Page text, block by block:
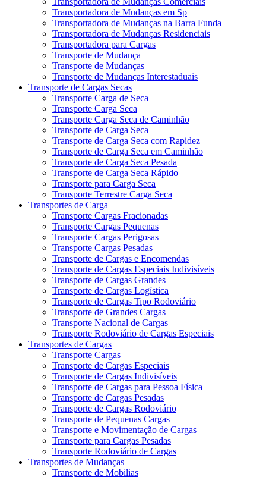
Transportadora de Mudanças em Sp
Transportadora de Mudanças na Barra Funda
Transportadora de Mudanças Residenciais
Transportadora para Cargas
Transporte de Mudança
Transporte de Mudanças
Transporte de Mudanças Interestaduais
Transporte de Cargas Secas
Transporte Carga de Seca
Transporte Carga Seca
Transporte Carga Seca de Caminhão
Transporte de Carga Seca
Transporte de Carga Seca com Rapidez
Transporte de Carga Seca em Caminhão
Transporte de Carga Seca Pesada
Transporte de Carga Seca Rápido
Transporte para Carga Seca
Transporte Terrestre Carga Seca
Transportes de Carga
Transporte Cargas Fracionadas
Transporte Cargas Pequenas
Transporte Cargas Perigosas
Transporte Cargas Pesadas
Transporte de Cargas e Encomendas
Transporte de Cargas Especiais Indivisíveis
Transporte de Cargas Grandes
Transporte de Cargas Logística
Transporte de Cargas Tipo Rodoviário
Transporte de Grandes Cargas
Transporte Nacional de Cargas
Transporte Rodoviário de Cargas Especiais
Transportes de Cargas
Transporte Cargas
Transporte de Cargas Especiais
Transporte de Cargas Indivisíveis
Transporte de Cargas para Pessoa Física
Transporte de Cargas Pesadas
Transporte de Cargas Rodoviário
Transporte de Pequenas Cargas
Transporte e Movimentação de Cargas
Transporte para Cargas Pesadas
Transporte Rodoviário de Cargas
Transportes de Mudanças
Transporte de Mobilias